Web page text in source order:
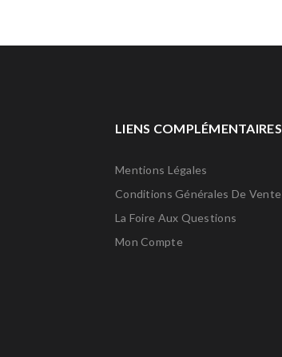
LIENS COMPLÉMENTAIRES
Mentions Légales
Conditions Générales De Vente
La Foire Aux Questions
Mon Compte